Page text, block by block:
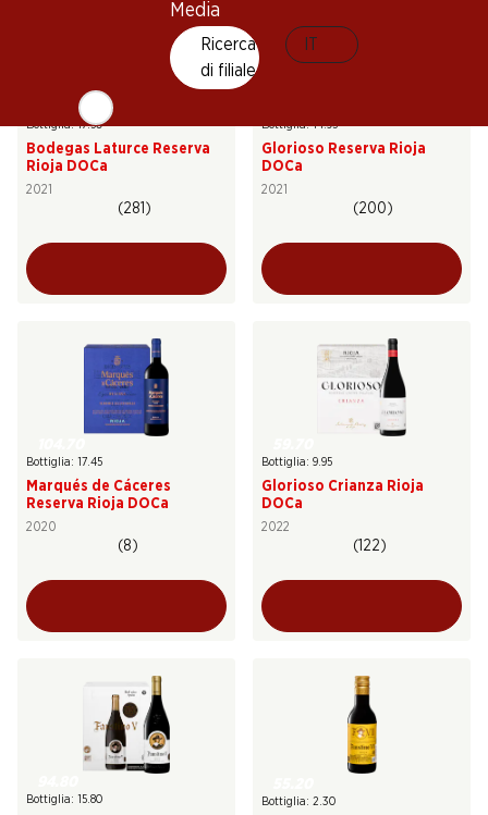
Media
Ricerca
di filiale
Bottiglia: 17.50
Bodegas Laturce Reserva
Rioja DOCa
2021
(281)
Bottiglia: 14.95
Glorioso Reserva Rioja
DOCa
2021
(200)
Bottiglia: 17.45
Marqués de Cáceres
Reserva Rioja DOCa
2020
(8)
Bottiglia: 9.95
Glorioso Crianza Rioja
DOCa
2022
(122)
Bottiglia: 15.80 Bottiglia: 2.30